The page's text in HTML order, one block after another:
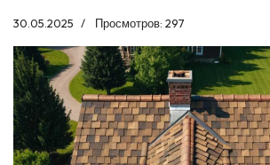
30.05.2025 Просмотров: 297